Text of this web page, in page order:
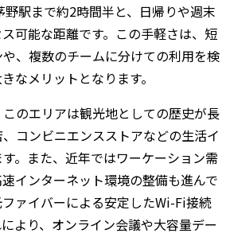
駅まで約2時間半と、日帰りや週末
可能な距離です。この手軽さは、短
、複数のチームに分けての利用を検
なメリットとなります。
のエリアは観光地としての歴史が長
コンビニエンスストアなどの生活イ
。また、近年ではワーケーション需
インターネット環境の整備も進んで
ァイバーによる安定したWi-Fi接続
より、オンライン会議や大容量デー